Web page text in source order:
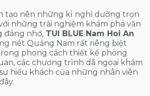
tạo nên những kì nghỉ dưỡng trọn
những trải nghiệm khám phá văn
đáng nhớ, TUI BLUE Nam Hoi An
nét Quảng Nam rất riêng biệt
phong cách thiết kế phòng
các chương trình dã ngoại khám
hiếu khách của những nhân viên